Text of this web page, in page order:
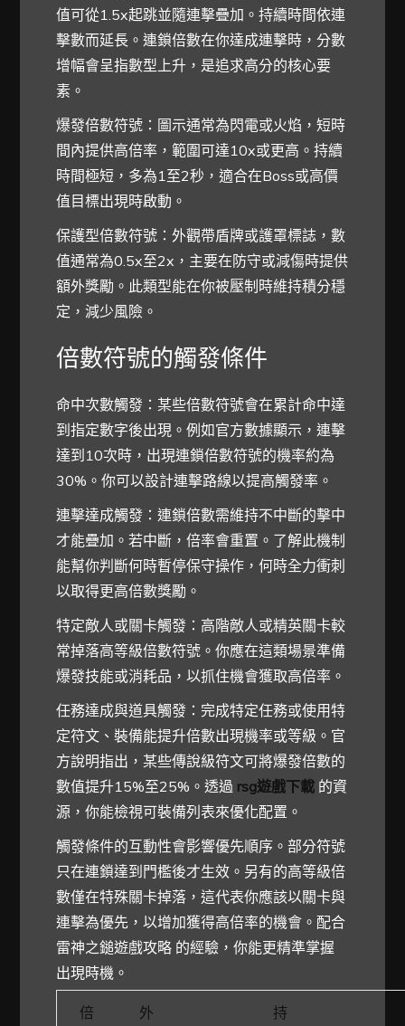
值可從1.5x起跳並隨連擊疊加。持續時間依連
擊數而延長。連鎖倍數在你達成連擊時，分數
增幅會呈指數型上升，是追求高分的核心要
素。
爆發倍數符號：圖示通常為閃電或火焰，短時
間內提供高倍率，範圍可達10x或更高。持續
時間極短，多為1至2秒，適合在Boss或高價
值目標出現時啟動。
保護型倍數符號：外觀帶盾牌或護罩標誌，數
值通常為0.5x至2x，主要在防守或減傷時提供
額外獎勵。此類型能在你被壓制時維持積分穩
定，減少風險。
倍數符號的觸發條件
命中次數觸發：某些倍數符號會在累計命中達
到指定數字後出現。例如官方數據顯示，連擊
達到10次時，出現連鎖倍數符號的機率約為
30%。你可以設計連擊路線以提高觸發率。
連擊達成觸發：連鎖倍數需維持不中斷的擊中
才能疊加。若中斷，倍率會重置。了解此機制
能幫你判斷何時暫停保守操作，何時全力衝刺
以取得更高倍數獎勵。
特定敵人或關卡觸發：高階敵人或精英關卡較
常掉落高等級倍數符號。你應在這類場景準備
爆發技能或消耗品，以抓住機會獲取高倍率。
任務達成與道具觸發：完成特定任務或使用特
定符文、裝備能提升倍數出現機率或等級。官
方說明指出，某些傳說級符文可將爆發倍數的
數值提升15%至25%。透過 rsg遊戲下載 的資
源，你能檢視可裝備列表來優化配置。
觸發條件的互動性會影響優先順序。部分符號
只在連鎖達到門檻後才生效。另有的高等級倍
數僅在特殊關卡掉落，這代表你應該以關卡與
連擊為優先，以增加獲得高倍率的機會。配合
雷神之鎚遊戲攻略 的經驗，你能更精準掌握
出現時機。
倍
外
持